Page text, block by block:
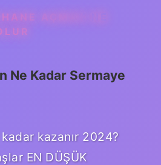
AÇMAK NE
Ne Kadar Sermaye
kazanır 2024?
EN DÜŞÜK